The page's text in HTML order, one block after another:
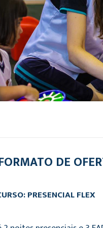
DE
PRESENCIAL FLEX